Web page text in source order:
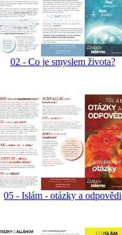
02 - Co je smyslem života?
05 - Islám - otázky a odpovědi